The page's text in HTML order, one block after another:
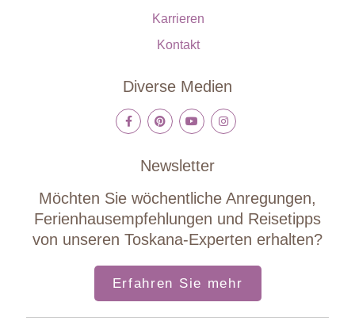
Karrieren
Kontakt
Diverse Medien
Newsletter
Möchten Sie wöchentliche Anregungen,
Ferienhausempfehlungen und Reisetipps
von unseren Toskana-Experten erhalten?
Erfahren Sie mehr